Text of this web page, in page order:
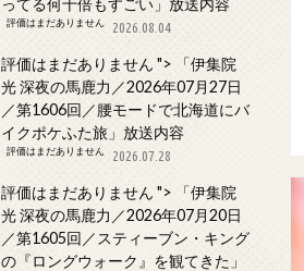
評価はまだありません 2026.08.04
評価はまだありません ">
「伊集院
光 深夜の馬鹿力／2026年07月27日
／第1606回／腰モードで北海道にバ
イクポケふた旅」放送内容
評価はまだありません 2026.07.28
評価はまだありません ">
「伊集院
光 深夜の馬鹿力／2026年07月20日
／第1605回／スティーブン・キング
の『ロングウォーク』を観てきた」